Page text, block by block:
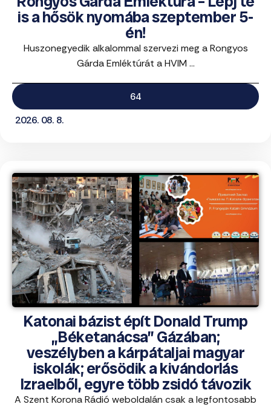
is a hősök nyomába szeptember 5-
én!
Huszonegyedik alkalommal szervezi meg a Rongyos
Gárda Emléktúrát a HVIM ...
64
2026. 08. 8.
Katonai bázist épít Donald Trump
„Béketanácsa” Gázában;
veszélyben a kárpátaljai magyar
iskolák; erősödik a kivándorlás
Izraelből, egyre több zsidó távozik
A Szent Korona Rádió weboldalán csak a legfontosabb